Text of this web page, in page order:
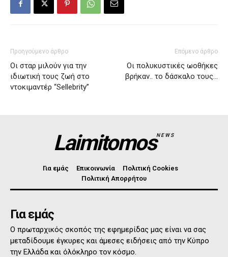
Προηγούμενο άρθρο
Οι σταρ μιλούν για την
ιδιωτική τους ζωή στο
ντοκιμαντέρ “Sellebrity”
Επόμενο άρθρο
Οι πολυκυστικές ωοθήκες
βρήκαν.. το δάσκαλο τους…
LaimitomosNEWS
Για εμάς Επικοινωνία
Πολιτική Cookies
Πολιτική Απορρήτου
Για εμάς
Ο πρωταρχικός σκοπός της εφημερίδας μας είναι να σας
μεταδίδουμε έγκυρες και άμεσες ειδήσεις από την Κύπρο
την Ελλάδα και όλόκληρο τον κόσμο.